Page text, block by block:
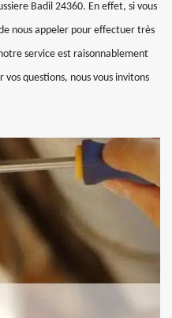
Badil 24360. En effet, si vous
nous appeler pour effectuer très
service est raisonnablement
questions, nous vous invitons